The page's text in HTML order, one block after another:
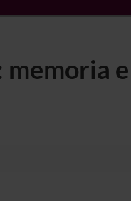
memoria e